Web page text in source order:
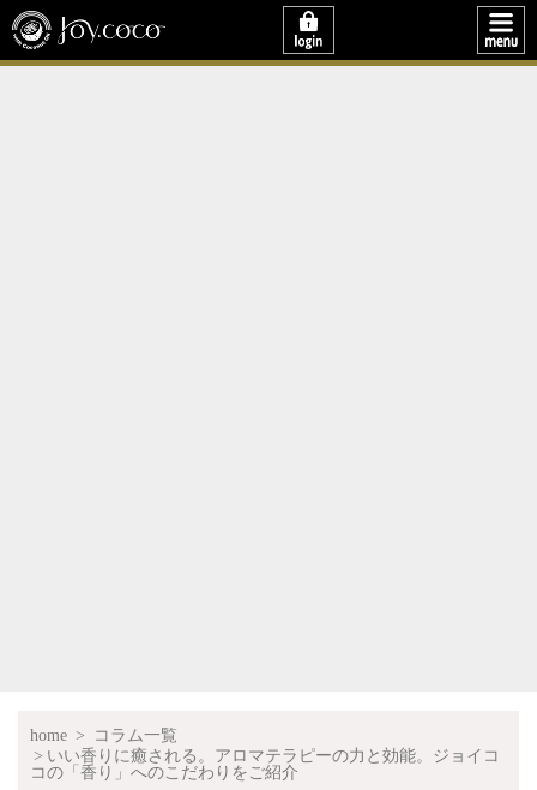
home
コラム一覧
いい香りに癒される。アロマテラピーの力と効能。ジョイコ
コの「香り」へのこだわりをご紹介